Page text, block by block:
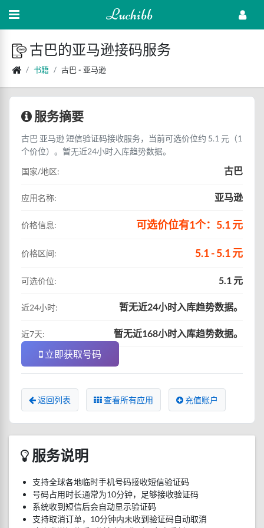
Luchibb
古巴的亚马逊接码服务
书籍 古巴 - 亚马逊
服务摘要
古巴 亚马逊 短信验证码接收服务，当前可选价位约 5.1 元（1
个价位）。暂无近24小时入库趋势数据。
国家/地区:
古巴
应用名称: 亚马逊
价格信息: 可选价位有1个：5.1 元
价格区间: 5.1 - 5.1 元
可选价位: 5.1 元
近24小时: 暂无近24小时入库趋势数据。
近7天:
暂无近168小时入库趋势数据。
立即获取号码
返回列表 查看所有应用 充值账户
服务说明
支持全球各地临时手机号码接收短信验证码
号码占用时长通常为10分钟，足够接收验证码
系统收到短信后会自动显示验证码
支持取消订单，10分钟内未收到验证码自动取消